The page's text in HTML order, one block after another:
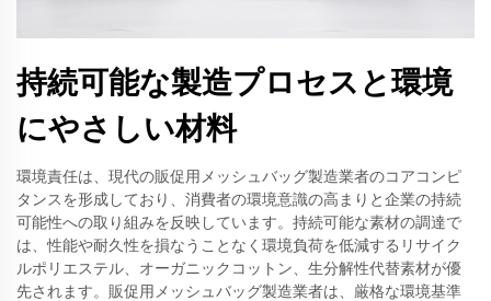
持続可能な製造プロセスと環境
にやさしい材料
環境責任は、現代の販促用メッシュバッグ製造業者のコアコンピ
タンスを形成しており、消費者の環境意識の高まりと企業の持続
可能性への取り組みを反映しています。持続可能な素材の調達で
は、性能や耐久性を損なうことなく環境負荷を低減するリサイク
ルポリエステル、オーガニックコットン、生分解性代替素材が優
先されます。販促用メッシュバッグ製造業者は、厳格な環境基準